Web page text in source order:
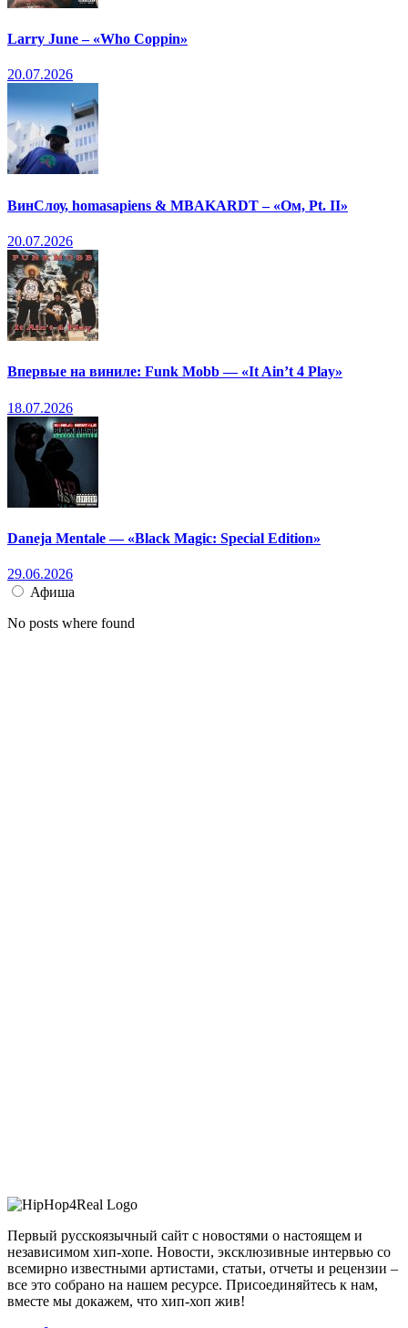
Larry June – «Who Coppin»
20.07.2026
ВинСлоу, homasapiens & MBAKARDT – «Ом, Pt. II»
20.07.2026
Впервые на виниле: Funk Mobb — «It Ain’t 4 Play»
18.07.2026
Daneja Mentale — «Black Magic: Special Edition»
29.06.2026
Афиша
No posts where found
Первый русскоязычный сайт с новостями о настоящем и
независимом хип-хопе. Новости, эксклюзивные интервью со
всемирно известными артистами, статьи, отчеты и рецензии –
все это собрано на нашем ресурсе. Присоединяйтесь к нам,
вместе мы докажем, что хип-хоп жив!